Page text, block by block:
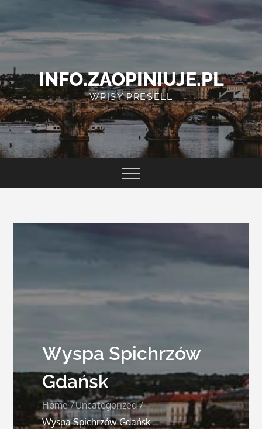
content
INFO.ZAOPINIUJE.PL
WPISY PRESELL
Wyspa Spichrzów
Gdańsk
Home
Uncategorized
Wyspa Spichrzów Gdańsk